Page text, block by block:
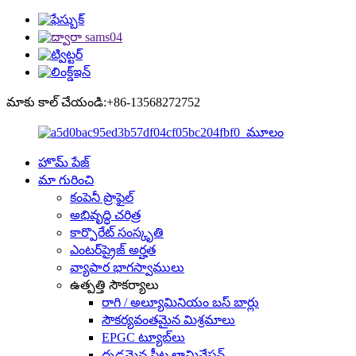
మాకు కాల్ చేయండి:+86-13568272752
హొమ్ పేజ్
మా గురించి
కంపెనీ ప్రొఫైల్
అభివృద్ధి చరిత్ర
కార్పొరేట్ సంస్కృతి
ఎంటర్‌ప్రైజ్ అర్హత
వ్యాపార భాగస్వాములు
ఉత్పత్తి సౌకర్యాలు
రాగి / అల్యూమినియం బస్ బార్లు
సౌకర్యవంతమైన మిశ్రమాలు
EPGC ట్యూబ్‌లు